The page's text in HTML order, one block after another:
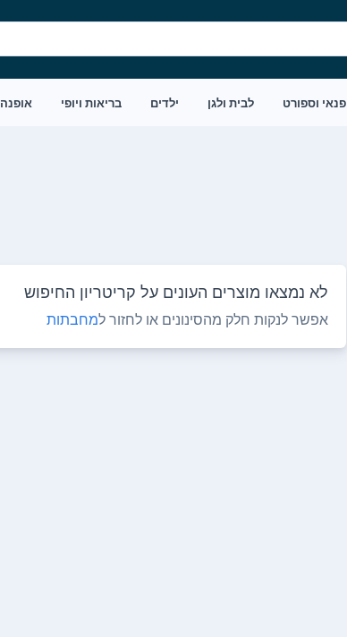
פנאי וספורט לבית ולגן ילדים בריאות ויופי אופנה
לא נמצאו מוצרים העונים על קריטריון החיפוש
אפשר לנקות חלק מהסינונים או לחזור למחבתות